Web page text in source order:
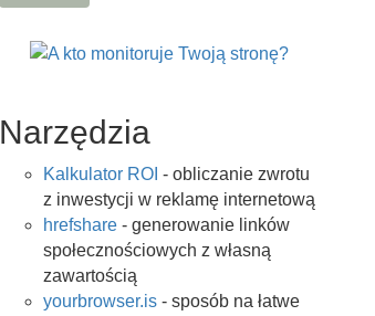
Narzędzia
Kalkulator ROI - obliczanie zwrotu
z inwestycji w reklamę internetową
hrefshare - generowanie linków
społecznościowych z własną
zawartością
yourbrowser.is - sposób na łatwe